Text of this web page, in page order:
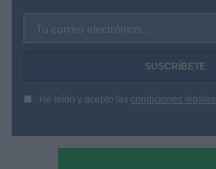
Tu correo electrónico...
He leído y acepto las condiciones legales